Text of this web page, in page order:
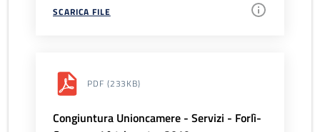
SCARICA FILE
PDF (233KB)
Congiuntura Unioncamere - Servizi - Forlì-